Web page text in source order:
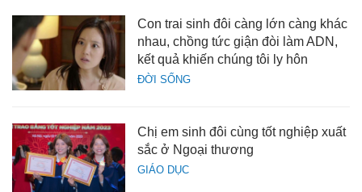
ĐỜI SỐNG
Con trai sinh đôi càng lớn càng khác
nhau, chồng tức giận đòi làm ADN,
kết quả khiến chúng tôi ly hôn
GIÁO DỤC
Chị em sinh đôi cùng tốt nghiệp xuất
sắc ở Ngoại thương